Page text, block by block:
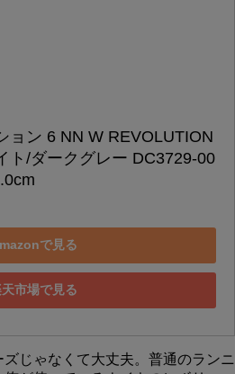
ョン 6 NN W REVOLUTION
ト/ダークグレー DC3729-00
で見る
市場で見る
じゃなくて大丈夫。普通のランニ